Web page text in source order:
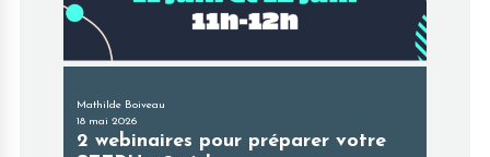
Mathilde Boiveau
18 mai 2026
2 webinaires pour préparer votre